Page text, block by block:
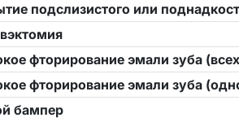
подслизистого или
фторирование эмали зуба
фторирование эмали зуба
бампер